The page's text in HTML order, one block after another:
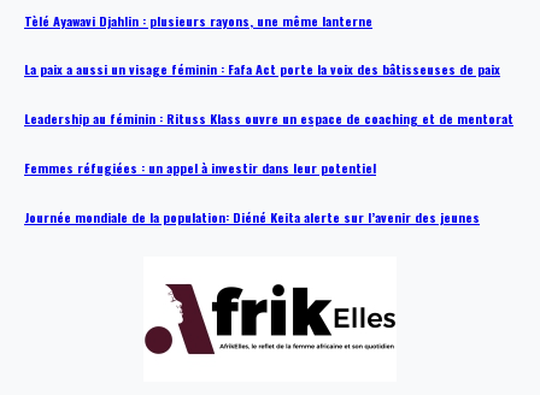
Tèlé Ayawavi Djahlin : plusieurs rayons, une même lanterne
La paix a aussi un visage féminin : Fafa Act porte la voix des bâtisseuses de paix
Leadership au féminin : Rituss Klass ouvre un espace de coaching et de mentorat
Femmes réfugiées : un appel à investir dans leur potentiel
Journée mondiale de la population: Diéné Keita alerte sur l’avenir des jeunes